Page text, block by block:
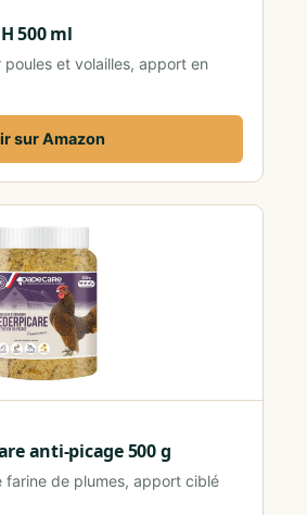
500 ml
et volailles, apport en
sur Amazon
anti-picage 500 g
farine de plumes, apport ciblé